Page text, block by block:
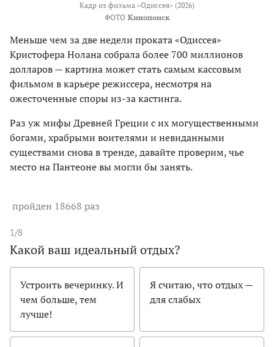
Кадр из фильма «Одиссея» (2026)
ФОТО Кинопоиск
Меньше чем за две недели проката «Одиссея»
Кристофера Нолана собрала более 700 миллионов
долларов — картина может стать самым кассовым
фильмом в карьере режиссера, несмотря на
ожесточенные споры из-за кастинга.
Раз уж мифы Древней Греции с их могущественными
богами, храбрыми воителями и невиданными
существами снова в тренде, давайте проверим, чье
место на Пантеоне вы могли бы занять.
пройден 18668 раз
1/8
Какой ваш идеальный отдых?
Устроить вечеринку. И
чем больше, тем
лучше!
Я считаю, что отдых —
для слабых